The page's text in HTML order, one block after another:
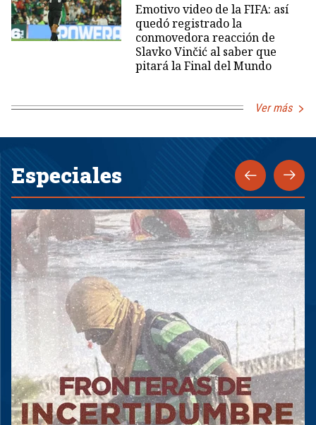
Emotivo video de la FIFA: así
quedó registrado la
conmovedora reacción de
Slavko Vinčić al saber que
pitará la Final del Mundo
Ver más
Especiales